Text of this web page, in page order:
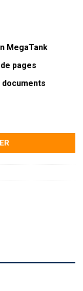
MegaTank
pages
d'encre origine